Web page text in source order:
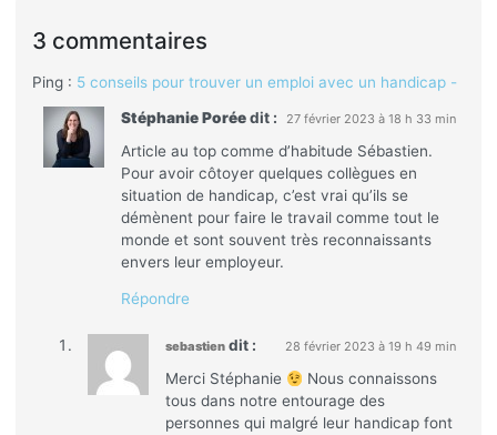
3 commentaires
Ping : 5 conseils pour trouver un emploi avec un handicap -
Stéphanie Porée dit : 27 février 2023 à 18 h 33 min
Article au top comme d’habitude Sébastien.
Pour avoir côtoyer quelques collègues en
situation de handicap, c’est vrai qu’ils se
démènent pour faire le travail comme tout le
monde et sont souvent très reconnaissants
envers leur employeur.
Répondre
sebastien dit : 28 février 2023 à 19 h 49 min
Merci Stéphanie
Nous connaissons
tous dans notre entourage des
personnes qui malgré leur handicap font